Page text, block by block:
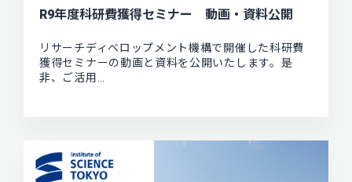
R9年度科研費獲得セミナー 動画・資料公開
リサーチディベロップメント機構で開催した科研費
獲得セミナーの動画と資料を公開いたします。是
非、ご活用…